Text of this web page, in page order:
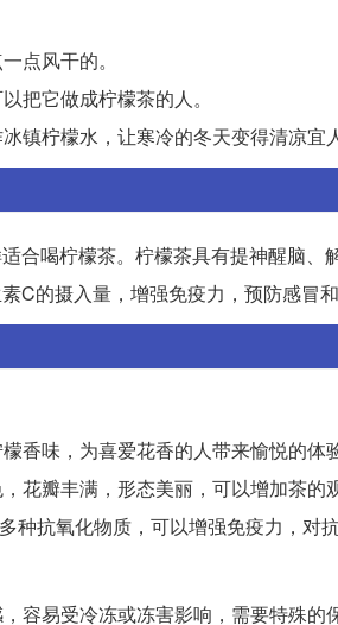
点风干的。
把它做成柠檬茶的人。
镇柠檬水，让寒冷的冬天变得清凉宜人
合喝柠檬茶。柠檬茶具有提神醒脑
C的摄入量，增强免疫力，预防感冒和
香味，为喜爱花香的人带来愉悦的体验
花瓣丰满，形态美丽，可以增加茶的
抗氧化物质，可以增强免疫力，对抗
容易受冷冻或冻害影响，需要特殊的